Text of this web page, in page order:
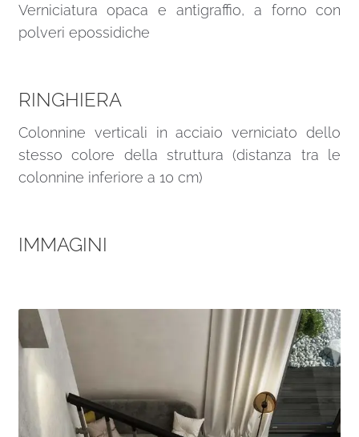
Verniciatura opaca e antigraffio, a forno con
polveri epossidiche
RINGHIERA
Colonnine verticali in acciaio verniciato dello
stesso colore della struttura (distanza tra le
colonnine inferiore a 10 cm)
IMMAGINI